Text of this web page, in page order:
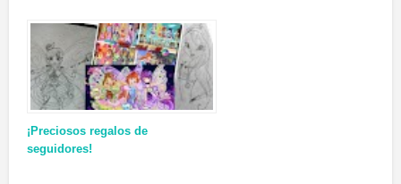
¡Preciosos regalos de
seguidores!